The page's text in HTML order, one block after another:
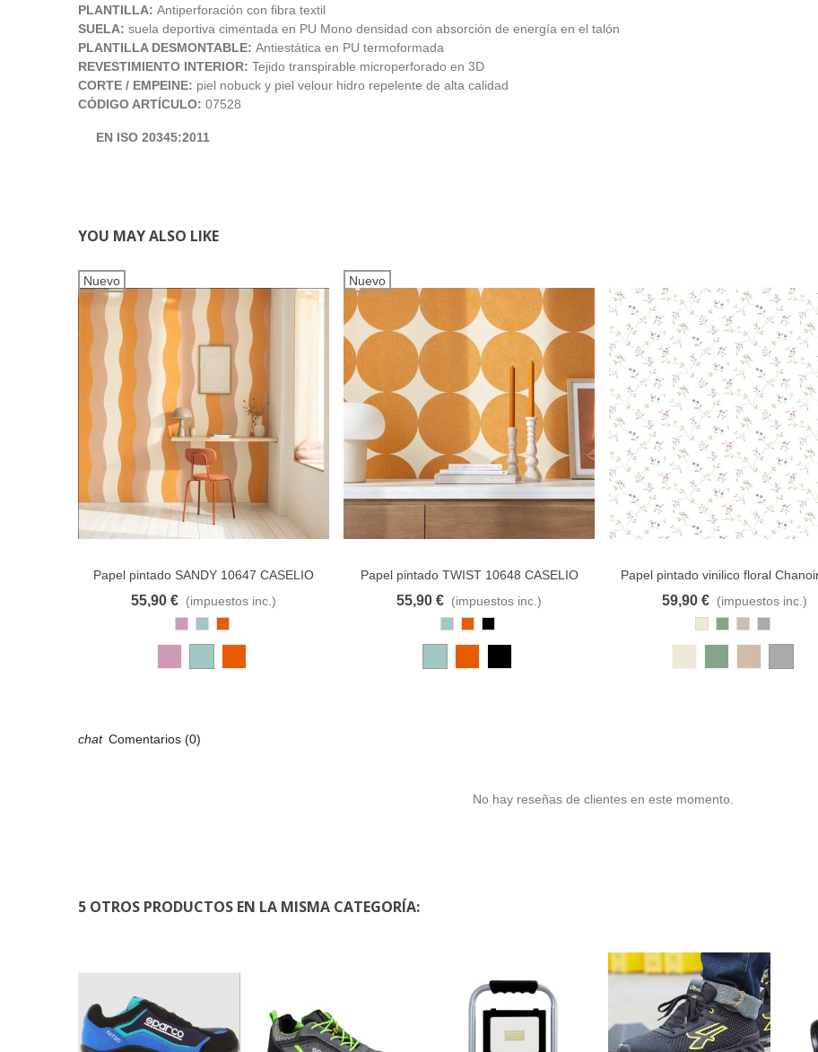
PLANTILLA: Antiperforación con fibra textil
SUELA: suela deportiva cimentada en PU Mono densidad con absorción de energía en el talón
PLANTILLA DESMONTABLE: Antiestática en PU termoformada
REVESTIMIENTO INTERIOR: Tejido transpirable microperforado en 3D
CORTE / EMPEINE: piel nobuck y piel velour hidro repelente de alta calidad
CÓDIGO ARTÍCULO: 07528
EN ISO 20345:2011
YOU MAY ALSO LIKE
Nuevo
Añadir al carrito A lista de deseos
Papel pintado SANDY 10647 CASELIO
55,90 € (impuestos inc.)
Nuevo
Añadir al carrito A lista de deseos
Papel pintado TWIST 10648 CASELIO
55,90 € (impuestos inc.)
Añadir al carrito A lista de
Papel pintado vinilico floral
Petits Motifs
59,90 € (impuestos inc.)
Comentarios (0)
No hay reseñas de clientes en este momento.
5 OTROS PRODUCTOS EN LA MISMA CATEGORÍA: